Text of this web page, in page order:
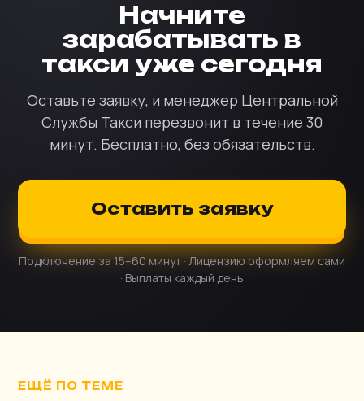
Начните
зарабатывать в
такси уже сегодня
Оставьте заявку, и менеджер Центральной
Службы Такси перезвонит в течение 30
минут. Бесплатно, без обязательств.
Оставить заявку
Подключение за 15–60 минут · Лицензию оформляем сами
· Выплаты каждый день
ЕЩЁ ПО ТЕМЕ